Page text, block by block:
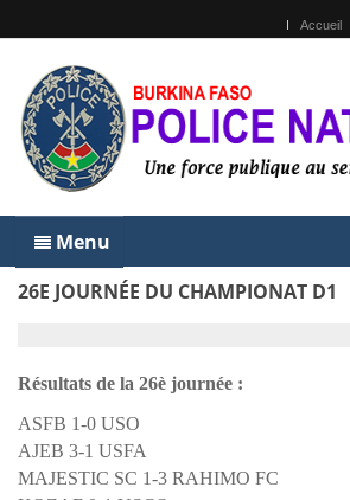
Accueil
Menu
26E JOURNÉE DU CHAMPIONAT D1
Résultats de la 26è journée :
ASFB 1-0 USO
AJEB 3-1 USFA
MAJESTIC SC 1-3 RAHIMO FC